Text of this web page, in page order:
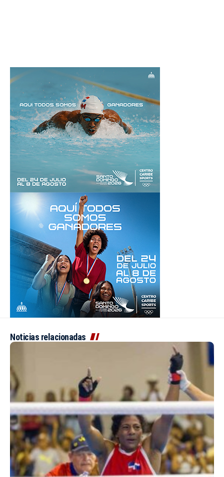
Noticias relacionadas